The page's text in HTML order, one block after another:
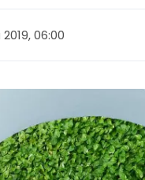
2019, 06:00